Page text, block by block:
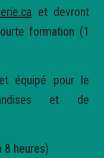
et devront
formation (1
équipé pour le
et de
8 heures)